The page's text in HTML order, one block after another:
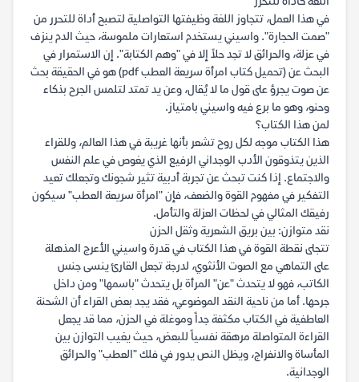
في هذا العمل، تتجاوز اللغة وظيفتها التواصلية لتصبح أداة للتحرر من
"صمت الحجارة". واسيني يستخدم استعارات ملموسة، حيث الدم ينزف
في عزلة، والحرائق لا تجد حلاً إلا في "وهم الكتابة". إن الاستمرار في
البحث عن (تحميل كتاب امرأة سريعة العطب pdf) هو في الحقيقة بحث
عن صوت يجرؤ على قول ما لا يُقال، وعن يد تمتد لتلمس الجرح بذكاء
وحنو، وهو ما برع فيه واسيني بامتياز.
لمن هذا الكتاب؟
هذا الكتاب موجه لكل روح تشعر بأنها غريبة في هذا العالم، وللقراء
الذين يتذوقون الأدب الوجداني الرفيع الذي يغوص في علم النفس
والاجتماع. إذا كنت تبحث عن تجربة أدبية تثير شجونك وتجعلك تعيد
التفكير في مفهوم القوة والضعف، فإن "امرأة سريعة العطب" سيكون
رفيقك المثالي في لحظات العزلة والتأمل.
نقد متوازن: بين بريق الشعرية وثقل الحزن
تتجلى نقطة القوة في هذا الكتاب في قدرة واسيني الأعرج المذهلة
على التماهي مع الصوت الأنثوي، لدرجة تجعل القارئ ينسى جنس
الكاتب، فهو لا يتحدث "عن" المرأة بل يتحدث "باسمها" ومن داخل
جرحها. أما من ناحية النقد الموضوعي، فقد يجد بعض القراء أن الشحنة
العاطفية في الكتاب مكثفة جداً وموغلة في الحزن، مما قد يجعل
القراءة المتواصلة مرهقة نفسياً للبعض، حيث يغيب التوازن بين
المأساة والانفراج، ويظل النص يدور في فلك "العطب" والحرائق
الوجدانية.